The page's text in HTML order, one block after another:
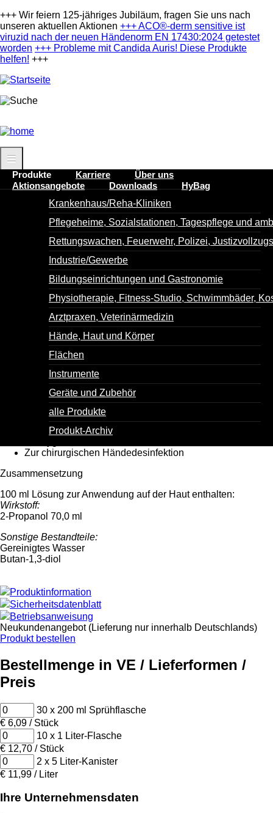
Direkt
zum
Inhalt
+++ Wir feiern 125-jähriges Jubiläum, fragen Sie uns nach
unseren aktuellen Aktionen +++ ACO®-derm sensitive ist
viruzid nach der neuen Händenorm EN 17430:2024 getestet
worden +++ Probleme mit Candida Auris! Diese Produkte
helfen! +++
Produkte
Krankenhaus/Reha-Kliniken
Pflegeheime, Sozialstationen, Tagespflege und
Rettungswachen, Feuerwehr, Polizei,
Industrie/Gewerbe
Bildungseinrichtungen und Gastronomie
Physiotherapie, Fitness-Studio, Schwimmbäder,
Arztpraxen, Veterinärmedizin
Hände, Haut und Körper
Flächen
Instrumente
Geräte und Zubehör
alle Produkte
Produkt-Archiv
Karriere
Über uns
Aktionsangebote
Downloads HyBag
Poly-Alcohol Haut...farblos
Antisepticum
Händedesinfektion
Gebrauchsfertiges Hautantiseptikum zur präoperativen
Behandlung der Haut, vor Inzisionen, Punktionen und
Zul.-Nr. farblos: 2931.00.00
Anwendungsgebiete
Zur Hautdesinfektion
Zur chirurgischen Händedesinfektion
Zusammensetzung
100 ml Lösung zur Anwendung auf der Haut enthalten:
Wirkstoff:
2-Propanol 70,0 ml
Sonstige Bestandteile:
Gereinigtes Wasser
Butan-1,3-diol
Produktinformation
Sicherheitsdatenblatt
Betriebsanweisung
Neukundenangebot (Lieferung nur innerhalb Deutschlands)
Produkt bestellen
Bestellmenge in VE / Lieferformen /
Preis
30 x 200 ml Sprühflasche
€ 6,09 / Stück
10 x 1 Liter-Flasche
€ 12,70 / Stück
2 x 5 Liter-Kanister
€ 11,99 / Liter
Ihre Unternehmensdaten